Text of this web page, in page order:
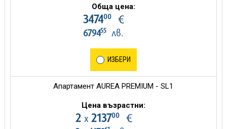
Обща цена:
347400€
679455лв.
ИЗБЕРИ
Апартамент AUREA PREMIUM - SL1
Цена възрастни:
2 х 213700€